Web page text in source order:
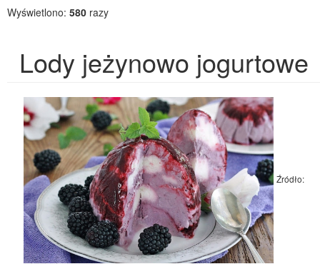
Wyświetlono: 580 razy
Lody jeżynowo jogurtowe
Źródło: